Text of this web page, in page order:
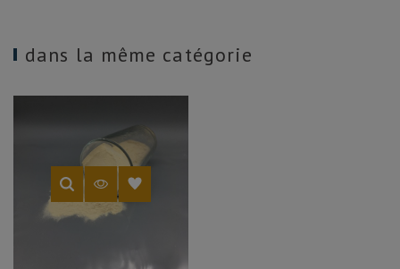
dans la même catégorie